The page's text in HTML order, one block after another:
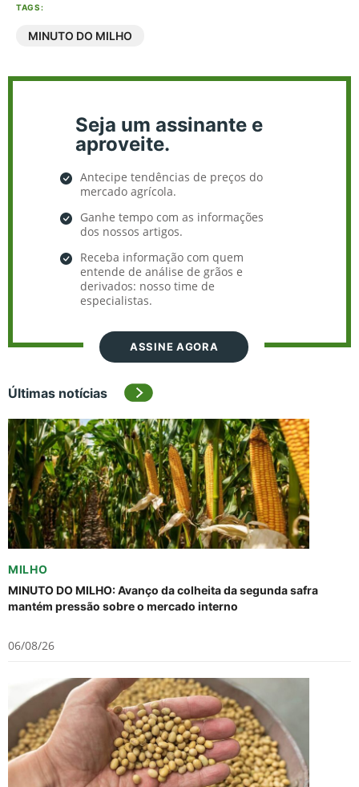
TAGS:
MINUTO DO MILHO
Seja um assinante e
aproveite.
Antecipe tendências de preços do
mercado agrícola.
Ganhe tempo com as informações
dos nossos artigos.
Receba informação com quem
entende de análise de grãos e
derivados: nosso time de
especialistas.
ASSINE AGORA
Últimas notícias
MILHO
MINUTO DO MILHO: Avanço da colheita da segunda safra
mantém pressão sobre o mercado interno
06/08/26